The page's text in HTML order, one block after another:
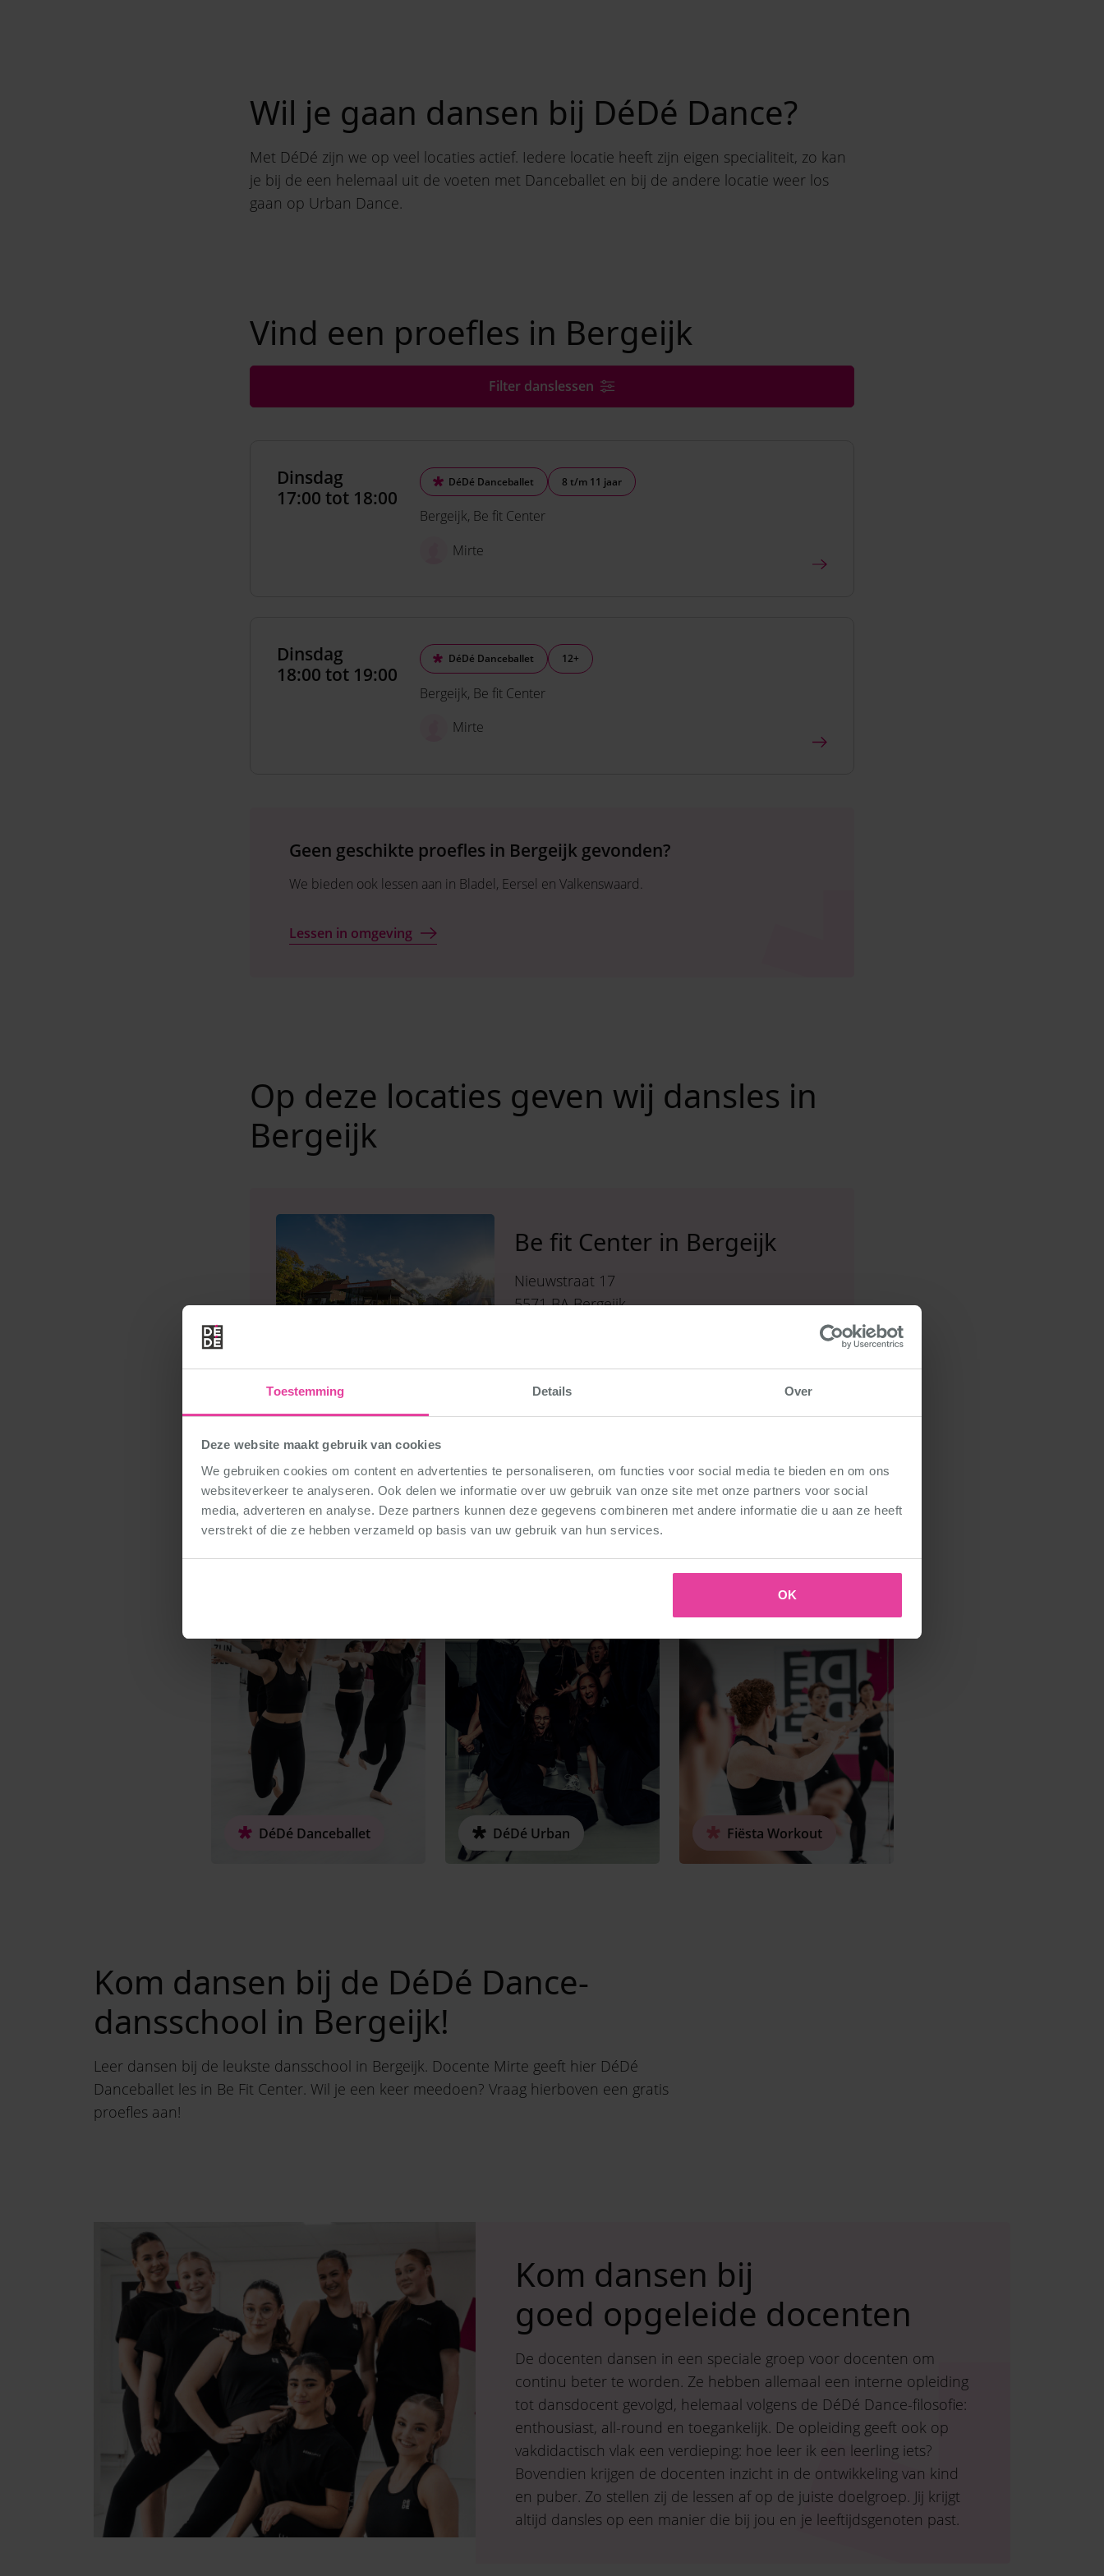
Toestemming Details Over
Deze website maakt gebruik van cookies
We gebruiken cookies om content en advertenties te personaliseren, om functies voor social media te bieden en om ons
websiteverkeer te analyseren. Ook delen we informatie over uw gebruik van onze site met onze partners voor social
media, adverteren en analyse. Deze partners kunnen deze gegevens combineren met andere informatie die u aan ze heeft
verstrekt of die ze hebben verzameld op basis van uw gebruik van hun services.
OK
Wil je gaan dansen bij DéDé Dance?
Met DéDé zijn we op veel locaties actief. Iedere locatie heeft zijn eigen specialiteit, zo kan
je bij de een helemaal uit de voeten met Danceballet en bij de andere locatie weer los
gaan op Urban Dance.
Vind een proefles in Bergeijk
Filter danslessen
Dinsdag
17:00 tot 18:00
DéDé Danceballet 8 t/m 11 jaar
Bergeijk Be fit Center
Mirte
Dinsdag
18:00 tot 19:00
DéDé Danceballet 12+
Bergeijk Be fit Center
Mirte
Geen geschikte proefles in Bergeijk gevonden?
We bieden ook lessen aan in Bladel, Eersel en Valkenswaard.
Lessen in omgeving
Op deze locaties geven wij dansles in
Bergeijk
Be fit Center in Bergeijk
Nieuwstraat 17
5571 BA Bergeijk
Naar wat voor dansles ben je op zoek?
DéDé Danceballet DéDé Urban Fiësta Workout
Kom dansen bij de DéDé Dance-
dansschool in Bergeijk!
Leer dansen bij de leukste dansschool in Bergeijk. Docente Mirte geeft hier DéDé
Danceballet les in Be Fit Center. Wil je een keer meedoen? Vraag hierboven een gratis
proefles aan!
Kom dansen bij
goed opgeleide docenten
De docenten dansen in een speciale groep voor docenten om
continu beter te worden. Ze hebben allemaal een interne opleiding
tot dansdocent gevolgd, helemaal volgens de DéDé Dance-filosofie:
enthousiast, all-round en toegankelijk. De opleiding geeft ook op
vakdidactisch vlak een verdieping: hoe leer ik een leerling iets?
Bovendien krijgen de docenten inzicht in de ontwikkeling van kind
en puber. Zo stellen zij de lessen af op de juiste doelgroep. Jij krijgt
altijd dansles op een manier die bij jou en je leeftijdsgenoten past.